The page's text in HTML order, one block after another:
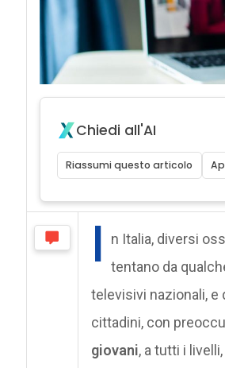
Chiedi all'AI
Riassumi questo articolo
I
n Italia, diversi
tentano da
televisivi nazionali, e
cittadini, con
giovani, a tutti i